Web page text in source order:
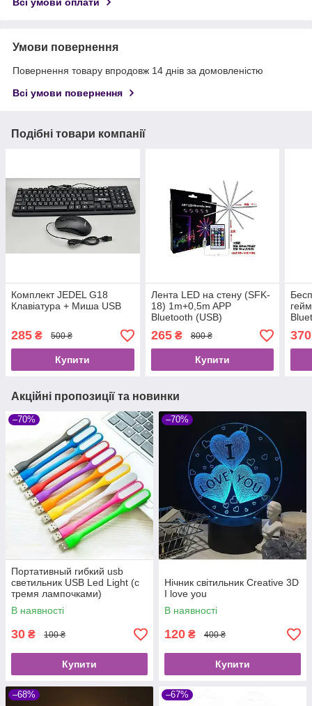
Умови повернення
Повернення товару впродовж 14 днів за домовленістю
Всі умови повернення
Подібні товари компанії
Комплект JEDEL G18
Клавіатура + Миша USB
285 ₴ 500 ₴
Купити
Лента LED на стену (SFK-
18) 1m+0,5m APP
Bluetooth (USB)
265₴ 800 ₴
Купити
370
Акційні пропозиції та новинки
–70%
Портативный гибкий usb
светильник USB Led Light (с
тремя лампочками)
В наявності
30 ₴ 100 ₴
Купити
–70%
Нічник світильник Creative 3D
I love you
В наявності
120 ₴ 400 ₴
Купити
–68% –67%